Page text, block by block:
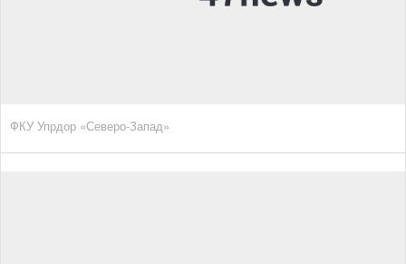
ФКУ Упрдор «Северо-Запад»